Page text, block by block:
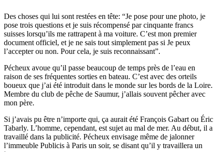
Des choses qui lui sont restées en tête: “Je pose pour une photo, je
pose trois questions et je suis récompensé par cinquante francs
suisses lorsqu’ils me rattrapent à ma voiture. C’est mon premier
document officiel, et je ne sais tout simplement pas si Je peux
l’accepter ou non. Pour cela, je suis reconnaissant”.
Pécheux avoue qu’il passe beaucoup de temps près de l’eau en
raison de ses fréquentes sorties en bateau. C’est avec des orteils
boueux que j’ai été introduit dans le monde sur les bords de la Loire.
Membre du club de pêche de Saumur, j’allais souvent pêcher avec
mon père.
Si j’avais pu être n’importe qui, ça aurait été François Gabart ou Éric
Tabarly. L’homme, cependant, est sujet au mal de mer. Au début, il a
travaillé dans la publicité. Pécheux envisage même de jalonner
l’immeuble Publicis à Paris un soir, se disant qu’il y travaillera un